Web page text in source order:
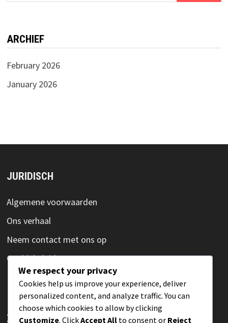
ARCHIEF
February 2026
January 2026
JURIDISCH
Algemene voorwaarden
Ons verhaal
Neem contact met ons op
Cookiebeleid
Privacybeleid
ZOEKEN
We respect your privacy
Cookies help us improve your experience, deliver
personalized content, and analyze traffic. You can
choose which cookies to allow by clicking
Customize. ClickAccept All to consent or Reject